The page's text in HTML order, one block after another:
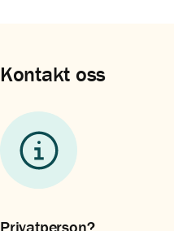
Kontakt oss
Privatperson?